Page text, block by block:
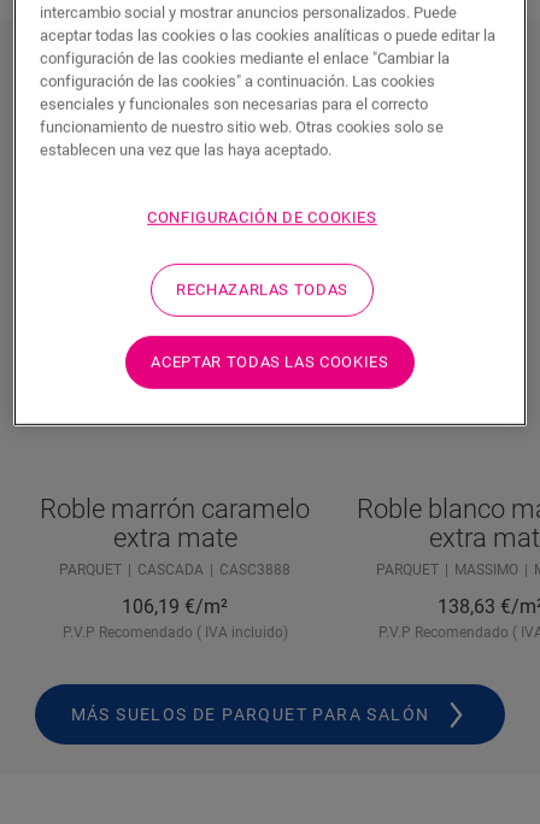
Descubra todos los suelos de
parquet para salón
Roble marrón caramelo
extra mate
PARQUET CASCADA CASC3888
106,19 €/m²
P.V.P Recomendado ( IVA incluido)
Roble blanco
extra
PARQUET MASSIMO
138,63 €/
P.V.P Recomendado (
MÁS SUELOS DE PARQUET PARA SALÓN
intercambio social y mostrar anuncios personalizados. Puede
aceptar todas las cookies o las cookies analíticas o puede editar la
configuración de las cookies mediante el enlace "Cambiar la
configuración de las cookies" a continuación. Las cookies
esenciales y funcionales son necesarias para el correcto
funcionamiento de nuestro sitio web. Otras cookies solo se
establecen una vez que las haya aceptado.
CONFIGURACIÓN DE COOKIES
RECHAZARLAS TODAS
ACEPTAR TODAS LAS COOKIES